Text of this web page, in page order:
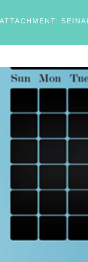
ATTACHMENT: